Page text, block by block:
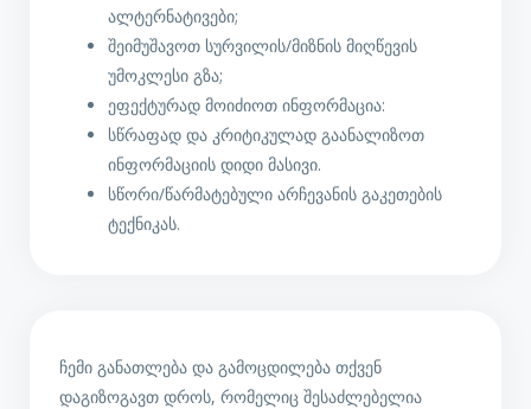
ალტერნატივები;
შეიმუშავოთ სურვილის/მიზნის მიღწევის
უმოკლესი გზა;
ეფექტურად მოიძიოთ ინფორმაცია:
სწრაფად და კრიტიკულად გაანალიზოთ
ინფორმაციის დიდი მასივი.
სწორი/წარმატებული არჩევანის გაკეთების
ტექნიკას.
ჩემი განათლება და გამოცდილება თქვენ
დაგიზოგავთ დროს, რომელიც შესაძლებელია